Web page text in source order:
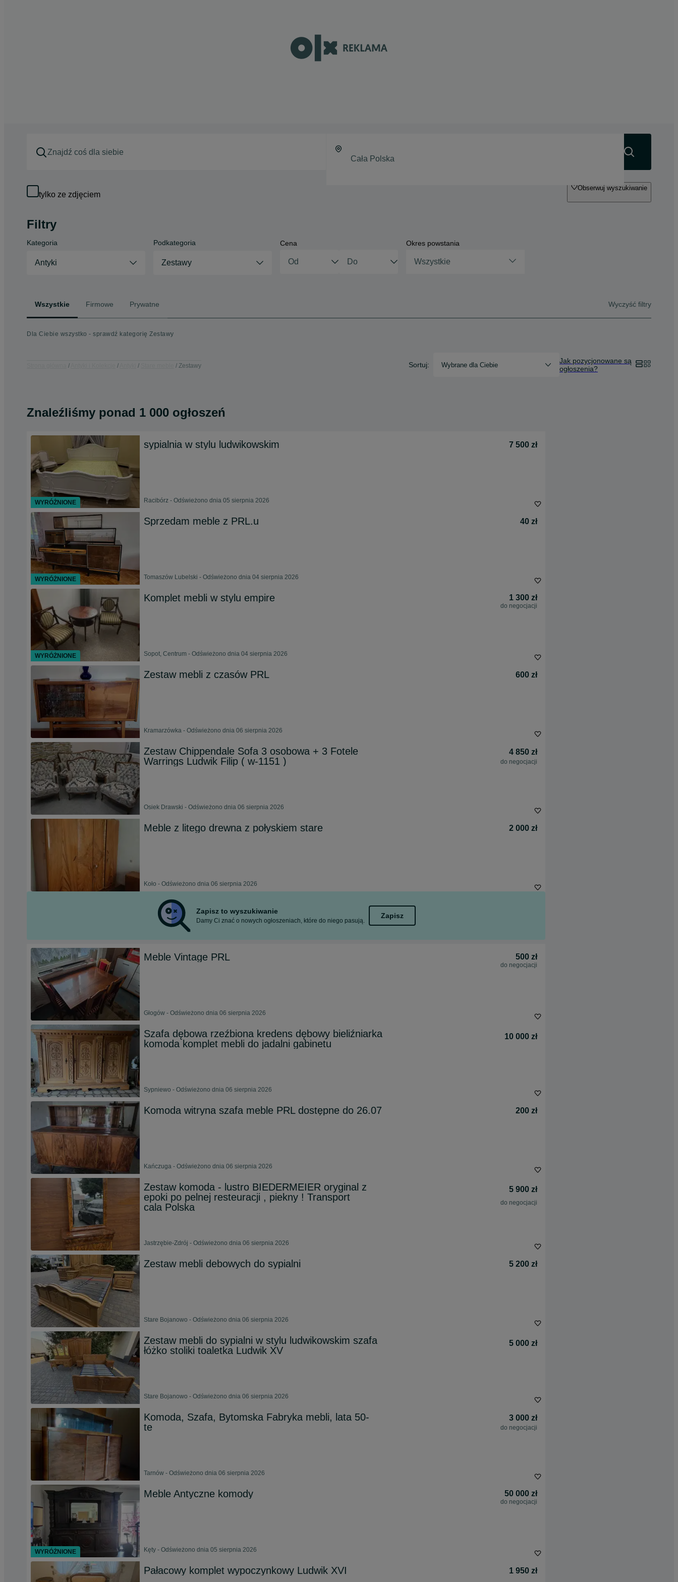
tylko ze zdjęciem
Obserwuj wyszukiwanie
Filtry
Kategoria
Antyki
Podkategoria
Zestawy
Cena Okres powstania
Wszystkie
Wszystkie Firmowe Prywatne Wyczyść filtry
Dla Ciebie wszystko - sprawdź kategorię Zestawy
Zestawy Sortuj: Wybrane dla Ciebie
Jak pozycjonowane są
ogłoszenia?
Znaleźliśmy ponad 1 000 ogłoszeń
sypialnia w stylu ludwikowskim 7 500 zł
Racibórz - Odświeżono dnia 05 sierpnia 2026
Sprzedam meble z PRL.u 40 zł
Tomaszów Lubelski - Odświeżono dnia 04 sierpnia 2026
Komplet mebli w stylu empire 1 300 zł
do negocjacji
Sopot, Centrum - Odświeżono dnia 04 sierpnia 2026
Zestaw mebli z czasów PRL 600 zł
Kramarzówka - Odświeżono dnia 06 sierpnia 2026
Zestaw Chippendale Sofa 3 osobowa + 3 Fotele
Warrings Ludwik Filip ( w-1151 )
4 850 zł
do negocjacji
Osiek Drawski - Odświeżono dnia 06 sierpnia 2026
Meble z litego drewna z połyskiem stare 2 000 zł
Koło - Odświeżono dnia 06 sierpnia 2026
Zapisz to wyszukiwanie
Damy Ci znać o nowych ogłoszeniach, które do niego pasują.
Zapisz
Meble Vintage PRL 500 zł
do negocjacji
Głogów - Odświeżono dnia 06 sierpnia 2026
Szafa dębowa rzeźbiona kredens dębowy bieliźniarka
komoda komplet mebli do jadalni gabinetu
10 000 zł
Sypniewo - Odświeżono dnia 06 sierpnia 2026
Komoda witryna szafa meble PRL dostępne do 26.07 200 zł
Kańczuga - Odświeżono dnia 06 sierpnia 2026
Zestaw komoda - lustro BIEDERMEIER oryginal z
epoki po pelnej resteuracji , piekny ! Transport
cala Polska
5 900 zł
do negocjacji
Jastrzębie-Zdrój - Odświeżono dnia 06 sierpnia 2026
Zestaw mebli debowych do sypialni 5 200 zł
Stare Bojanowo - Odświeżono dnia 06 sierpnia 2026
Zestaw mebli do sypialni w stylu ludwikowskim szafa
łóżko stoliki toaletka Ludwik XV
5 000 zł
Stare Bojanowo - Odświeżono dnia 06 sierpnia 2026
Komoda, Szafa, Bytomska Fabryka mebli, lata 50-
te
3 000 zł
do negocjacji
Tarnów - Odświeżono dnia 06 sierpnia 2026
Meble Antyczne komody 50 000 zł
do negocjacji
Kęty - Odświeżono dnia 05 sierpnia 2026
Pałacowy komplet wypoczynkowy Ludwik XVI 1 950 zł
WYRÓŻNIONE
WYRÓŻNIONE
WYRÓŻNIONE
WYRÓŻNIONE